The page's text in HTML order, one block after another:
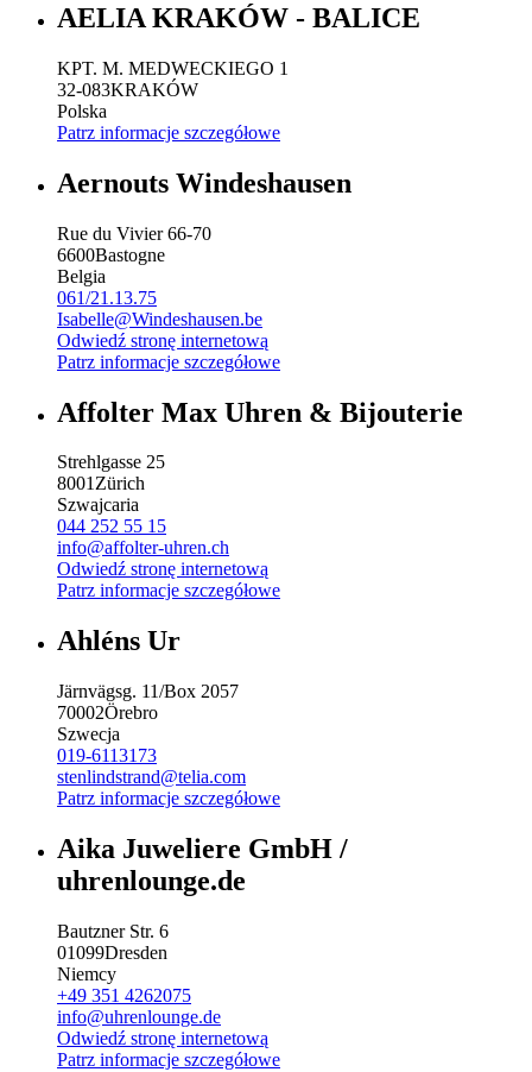
AELIA KRAKÓW - BALICE
KPT. M. MEDWECKIEGO 1
32-083KRAKÓW
Polska
Patrz informacje szczegółowe
Aernouts Windeshausen
Rue du Vivier 66-70
6600Bastogne
Belgia
061/21.13.75
Isabelle@Windeshausen.be
Odwiedź stronę internetową
Patrz informacje szczegółowe
Affolter Max Uhren & Bijouterie
Strehlgasse 25
8001Zürich
Szwajcaria
044 252 55 15
info@affolter-uhren.ch
Odwiedź stronę internetową
Patrz informacje szczegółowe
Ahléns Ur
Järnvägsg. 11/Box 2057
70002Örebro
Szwecja
019-6113173
stenlindstrand@telia.com
Patrz informacje szczegółowe
Aika Juweliere GmbH /
uhrenlounge.de
Bautzner Str. 6
01099Dresden
Niemcy
+49 351 4262075
info@uhrenlounge.de
Odwiedź stronę internetową
Patrz informacje szczegółowe